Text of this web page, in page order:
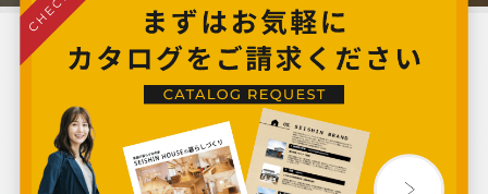
2024年5月
2024年3月